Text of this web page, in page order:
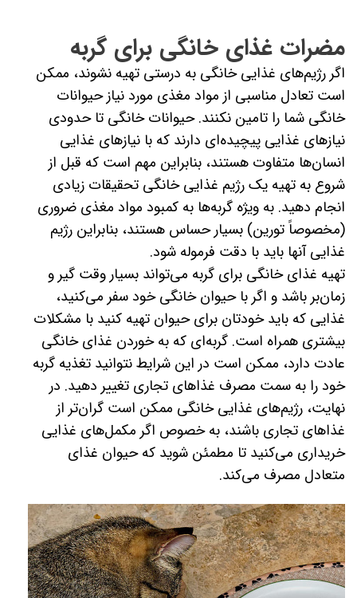
مضرات غذای خانگی برای گربه
اگر رژیم‌های غذایی خانگی به درستی تهیه نشوند، ممکن
است تعادل مناسبی از مواد مغذی مورد نیاز حیوانات
خانگی شما را تامین نکنند. حیوانات خانگی تا حدودی
نیازهای غذایی پیچیده‌ای دارند که با نیازهای غذایی
انسان‌ها متفاوت هستند، بنابراین مهم است که قبل از
شروع به تهیه یک رژیم غذایی خانگی تحقیقات زیادی
انجام دهید. به ویژه گربه‌ها به کمبود مواد مغذی ضروری
(مخصوصاً تورین) بسیار حساس هستند، بنابراین رژیم
غذایی آنها باید با دقت فرموله شود.
تهیه غذای خانگی برای گربه می‌تواند بسیار وقت ‌گیر و
زمان‌‌بر باشد و اگر با حیوان خانگی خود سفر می‌کنید،
غذایی که باید خودتان برای حیوان تهیه کنید با مشکلات
بیشتری همراه است. گربه‌ای که به خوردن غذای خانگی
عادت دارد، ممکن است در این شرایط نتوانید تغذیه گربه
خود را به سمت مصرف غذاهای تجاری تغییر دهید. در
نهایت، رژیم‌های غذایی خانگی ممکن است گران‌تر از
غذاهای تجاری باشند، به خصوص اگر مکمل‌های غذایی
خریداری می‌کنید تا مطمئن شوید که حیوان غذای
متعادل مصرف می‌کند.